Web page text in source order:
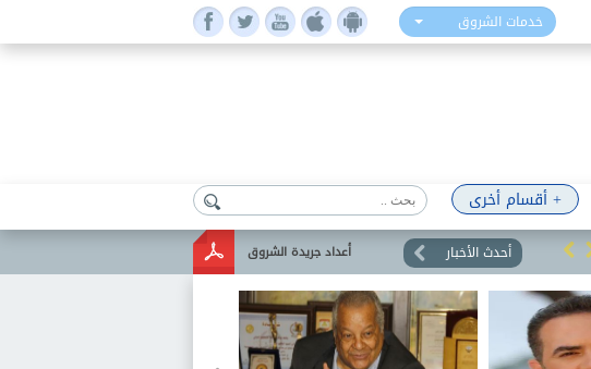
خدمات الشروق
+ أقسام أخرى
أعداد جريدة الشروق أحدث الأخبار